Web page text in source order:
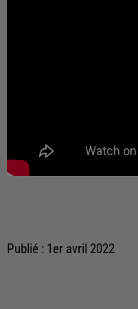
Publié : 1er avril 2022